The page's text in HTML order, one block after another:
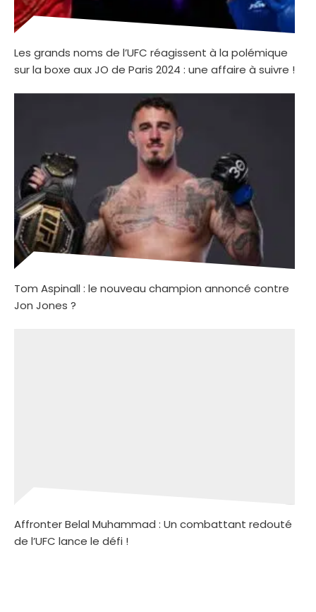
Les grands noms de l’UFC réagissent à la polémique
sur la boxe aux JO de Paris 2024 : une affaire à suivre !
Tom Aspinall : le nouveau champion annoncé contre
Jon Jones ?
Affronter Belal Muhammad : Un combattant redouté
de l’UFC lance le défi !